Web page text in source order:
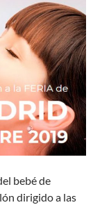
bebé de
dirigido a las